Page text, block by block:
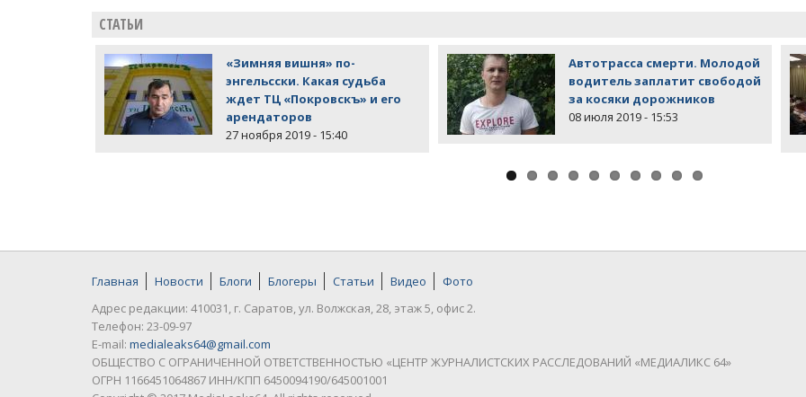
СТАТЬИ
«Зимняя вишня» по-
энгельсски. Какая судьба
ждет ТЦ «Покровскъ» и его
арендаторов
27 ноября 2019 - 15:40
Автотрасса смерти. Молодой
водитель заплатит свободой
за косяки дорожников
08 июля 2019 - 15:53
Главная Новости Блоги Блогеры Статьи Видео
Фото
Адрес редакции: 410031, г. Саратов, ул. Волжская, 28, этаж 5, офис 2.
Телефон: 23-09-97
E-mail: medialeaks64@gmail.com
ОБЩЕСТВО С ОГРАНИЧЕННОЙ ОТВЕТСТВЕННОСТЬЮ «ЦЕНТР ЖУРНАЛИСТСКИХ РАССЛЕДОВАНИЙ «МЕДИАЛИКС 64»
ОГРН 1166451064867 ИНН/КПП 6450094190/645001001